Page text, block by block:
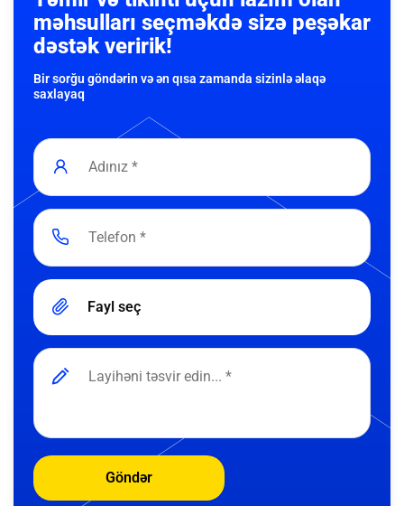
məhsulları seçməkdə sizə peşəkar
dəstək veririk!
Bir sorğu göndərin və ən qısa zamanda sizinlə əlaqə
saxlayaq
Fayl seç
Göndər